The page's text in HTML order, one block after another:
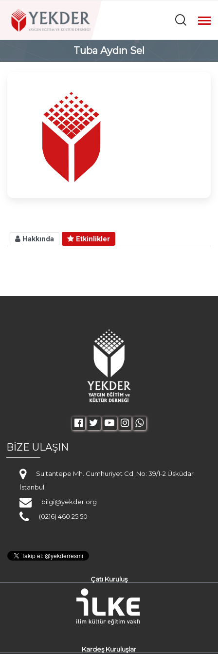
Tuba Aydın Sel
Hakkında Etkinlikler
BİZE ULAŞIN
Sultantepe Mh. Cumhuriyet Cd. No: 39/1-2 Üsküdar
İstanbul
bilgi@yekder.org
(0216) 460 25 50
Çatı Kuruluş
Kardeş Kuruluşlar